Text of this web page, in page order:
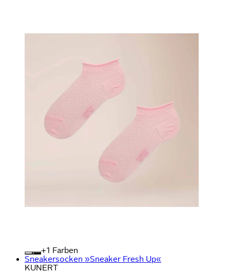
+
Farben
Sneakersocken »Sneaker Fresh Up«
KUNERT